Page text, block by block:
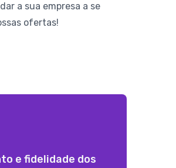
a sua empresa a se
ofertas!
e fidelidade dos